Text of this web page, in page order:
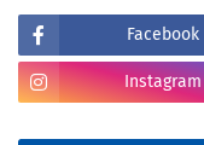
Facebook
Instagram